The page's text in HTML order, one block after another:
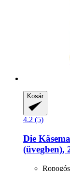
Kosár
4.2 (5)
Die
(üvegben),